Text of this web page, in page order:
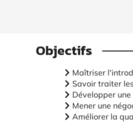
Objectifs
Maîtriser
Savoir traiter
Développer
Mener une
Améliorer la